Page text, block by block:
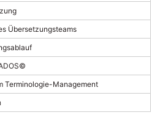
Übersetzungsteams
Terminologie-Management